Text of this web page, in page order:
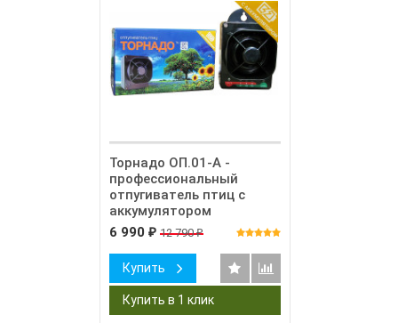
Торнадо ОП.01-А -
профессиональный
отпугиватель птиц с
аккумулятором
6 990 ₽ 12 790₽
Купить